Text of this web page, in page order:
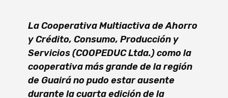
La Cooperativa Multiactiva de Ahorro
y Crédito, Consumo, Producción y
Servicios (COOPEDUC Ltda.) como la
cooperativa más grande de la región
de Guairá no pudo estar ausente
durante la cuarta edición de la